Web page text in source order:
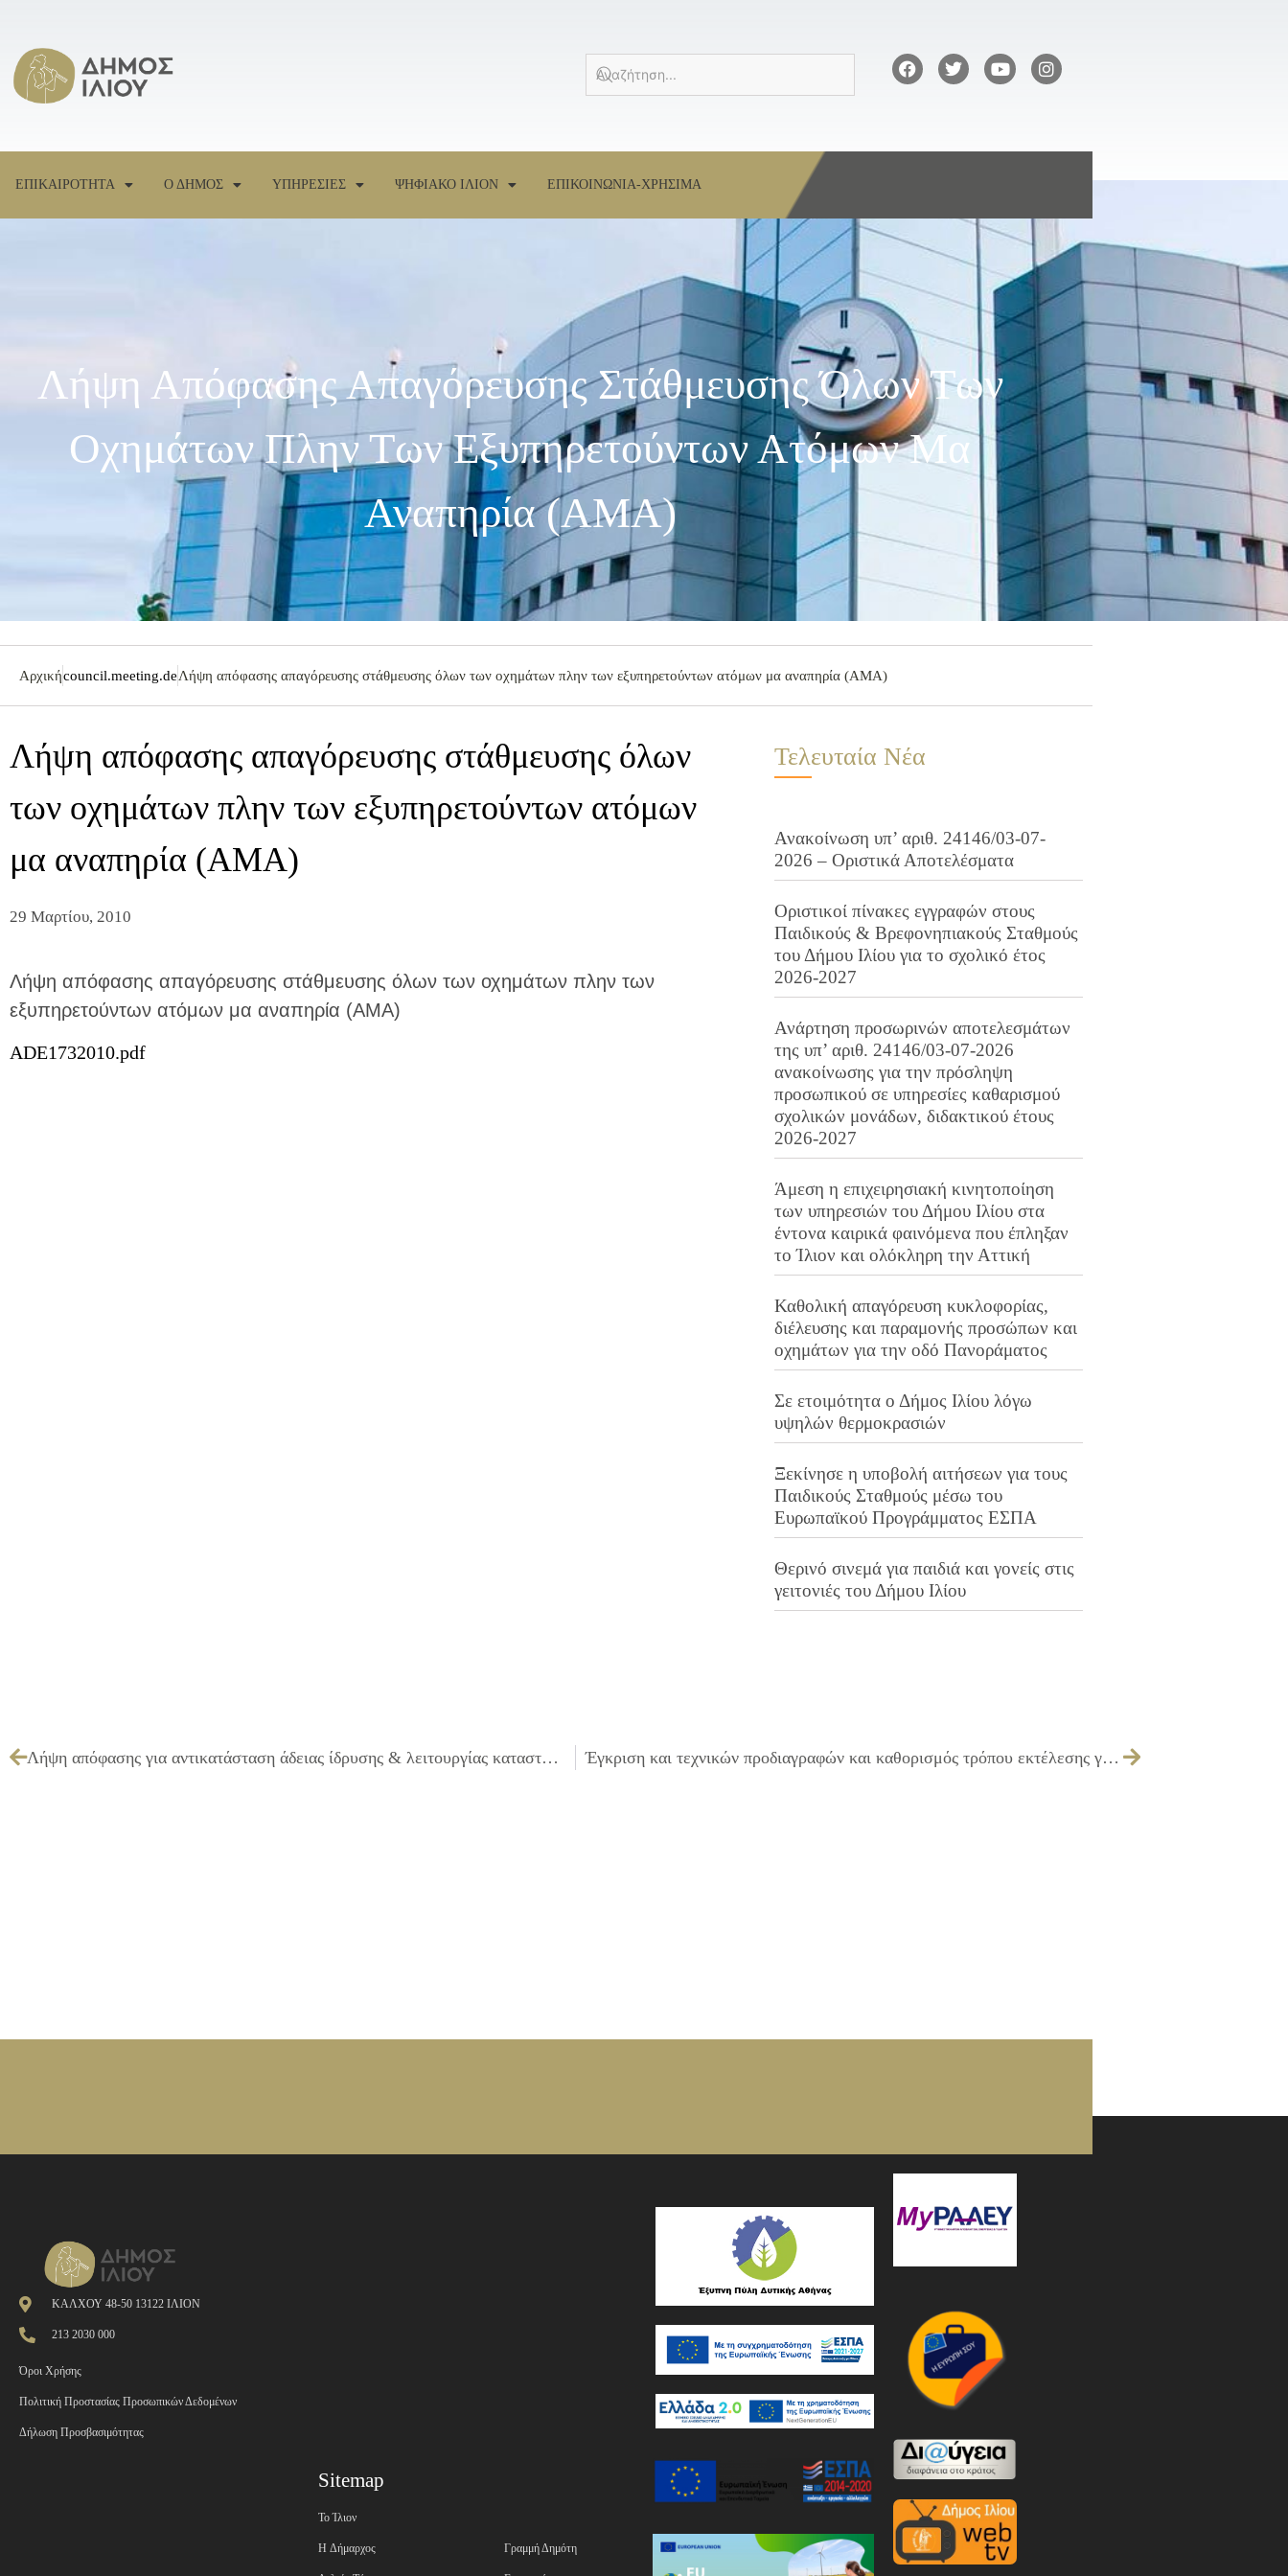
ΕΠΙΚΑΙΡΟΤΗΤΑ Ο ΔΗΜΟΣ ΥΠΗΡΕΣΙΕΣ ΨΗΦΙΑΚΟ ΙΛΙΟΝ ΕΠΙΚΟΙΝΩΝΙΑ-ΧΡΗΣΙΜΑ
Λήψη Απόφασης Απαγόρευσης Στάθμευσης Όλων Των
Οχημάτων Πλην Των Εξυπηρετούντων Ατόμων Μα
Αναπηρία (ΑΜΑ)
Αρχικήcouncil.meeting.deΛήψη απόφασης απαγόρευσης στάθμευσης όλων των οχημάτων πλην των εξυπηρετούντων ατόμων μα αναπηρία (ΑΜΑ)
Λήψη απόφασης απαγόρευσης στάθμευσης όλων
των οχημάτων πλην των εξυπηρετούντων ατόμων
μα αναπηρία (ΑΜΑ)
29 Μαρτίου, 2010
Λήψη απόφασης απαγόρευσης στάθμευσης όλων των οχημάτων πλην των
εξυπηρετούντων ατόμων μα αναπηρία (ΑΜΑ)
ADE1732010.pdf
Τελευταία Νέα
Ανακοίνωση υπ’ αριθ. 24146/03-07-
2026 – Οριστικά Αποτελέσματα
Οριστικοί πίνακες εγγραφών στους
Παιδικούς & Βρεφονηπιακούς Σταθμούς
του Δήμου Ιλίου για το σχολικό έτος
2026-2027
Ανάρτηση προσωρινών αποτελεσμάτων
της υπ’ αριθ. 24146/03-07-2026
ανακοίνωσης για την πρόσληψη
προσωπικού σε υπηρεσίες καθαρισμού
σχολικών μονάδων, διδακτικού έτους
2026-2027
Άμεση η επιχειρησιακή κινητοποίηση
των υπηρεσιών του Δήμου Ιλίου στα
έντονα καιρικά φαινόμενα που έπληξαν
το Ίλιον και ολόκληρη την Αττική
Καθολική απαγόρευση κυκλοφορίας,
διέλευσης και παραμονής προσώπων και
οχημάτων για την οδό Πανοράματος
Σε ετοιμότητα ο Δήμος Ιλίου λόγω
υψηλών θερμοκρασιών
Ξεκίνησε η υποβολή αιτήσεων για τους
Παιδικούς Σταθμούς μέσω του
Ευρωπαϊκού Προγράμματος ΕΣΠΑ
Θερινό σινεμά για παιδιά και γονείς στις
γειτονιές του Δήμου Ιλίου
Λήψη απόφασης για αντικατάσταση άδειας ίδρυσης & λειτουργίας καταστημάτων υγειονομικού ενδιαφέροντος Έγκριση και τεχνικών προδιαγραφών και καθορισμός τρόπου εκτέλεσης για την «Προμήθεια εξοπλισμού για τις ανάγκες παρουσιάσεων της Κοινωνικής Υπηρεσίας»
ΚΑΛΧΟΥ 48-50 13122 ΙΛΙΟΝ
213 2030 000
Όροι Χρήσης
Πολιτική Προστασίας Προσωπικών Δεδομένων
Δήλωση Προσβασιμότητας
Sitemap
Το Ίλιον
H Δήμαρχος Γραμμή Δημότη